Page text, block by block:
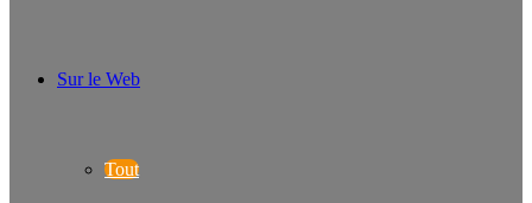
Sur le Web
Tout